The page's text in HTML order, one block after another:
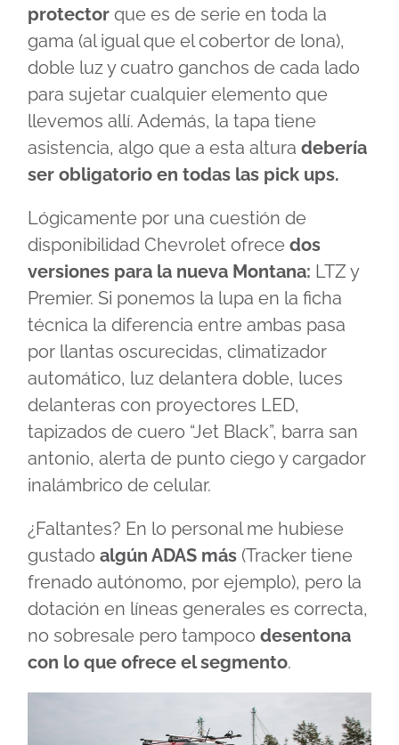
protector que es de serie en toda la
gama (al igual que el cobertor de lona),
doble luz y cuatro ganchos de cada lado
para sujetar cualquier elemento que
llevemos allí. Además, la tapa tiene
asistencia, algo que a esta altura debería
ser obligatorio en todas las pick ups.
Lógicamente por una cuestión de
disponibilidad Chevrolet ofrece dos
versiones para la nueva Montana: LTZ y
Premier. Si ponemos la lupa en la ficha
técnica la diferencia entre ambas pasa
por llantas oscurecidas, climatizador
automático, luz delantera doble, luces
delanteras con proyectores LED,
tapizados de cuero “Jet Black”, barra san
antonio, alerta de punto ciego y cargador
inalámbrico de celular.
¿Faltantes? En lo personal me hubiese
gustado algún ADAS más (Tracker tiene
frenado autónomo, por ejemplo), pero la
dotación en líneas generales es correcta,
no sobresale pero tampoco desentona
con lo que ofrece el segmento.